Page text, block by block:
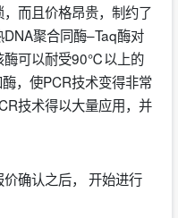
而且价格昂贵，制约了
聚合同酶–Taq酶对
酶可以耐受90℃以上的
，使PCR技术变得非常
技术得以大量应用，并
确认之后， 开始进行